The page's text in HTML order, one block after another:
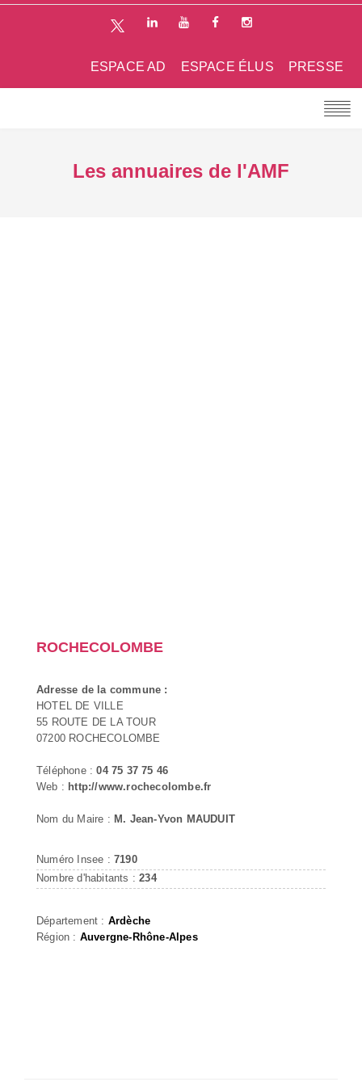
PRESSE
ESPACE ÉLUS
ESPACE AD
Les annuaires de l'AMF
ROCHECOLOMBE
Adresse de la commune :
HOTEL DE VILLE
55 ROUTE DE LA TOUR
07200 ROCHECOLOMBE
Téléphone :04 75 37 75 46
Web : http://www.rochecolombe.fr
Nom du Maire : M. Jean-Yvon MAUDUIT
Numéro Insee : 7190
Nombre d'habitants :234
Département : Ardèche
Région : Auvergne-Rhône-Alpes